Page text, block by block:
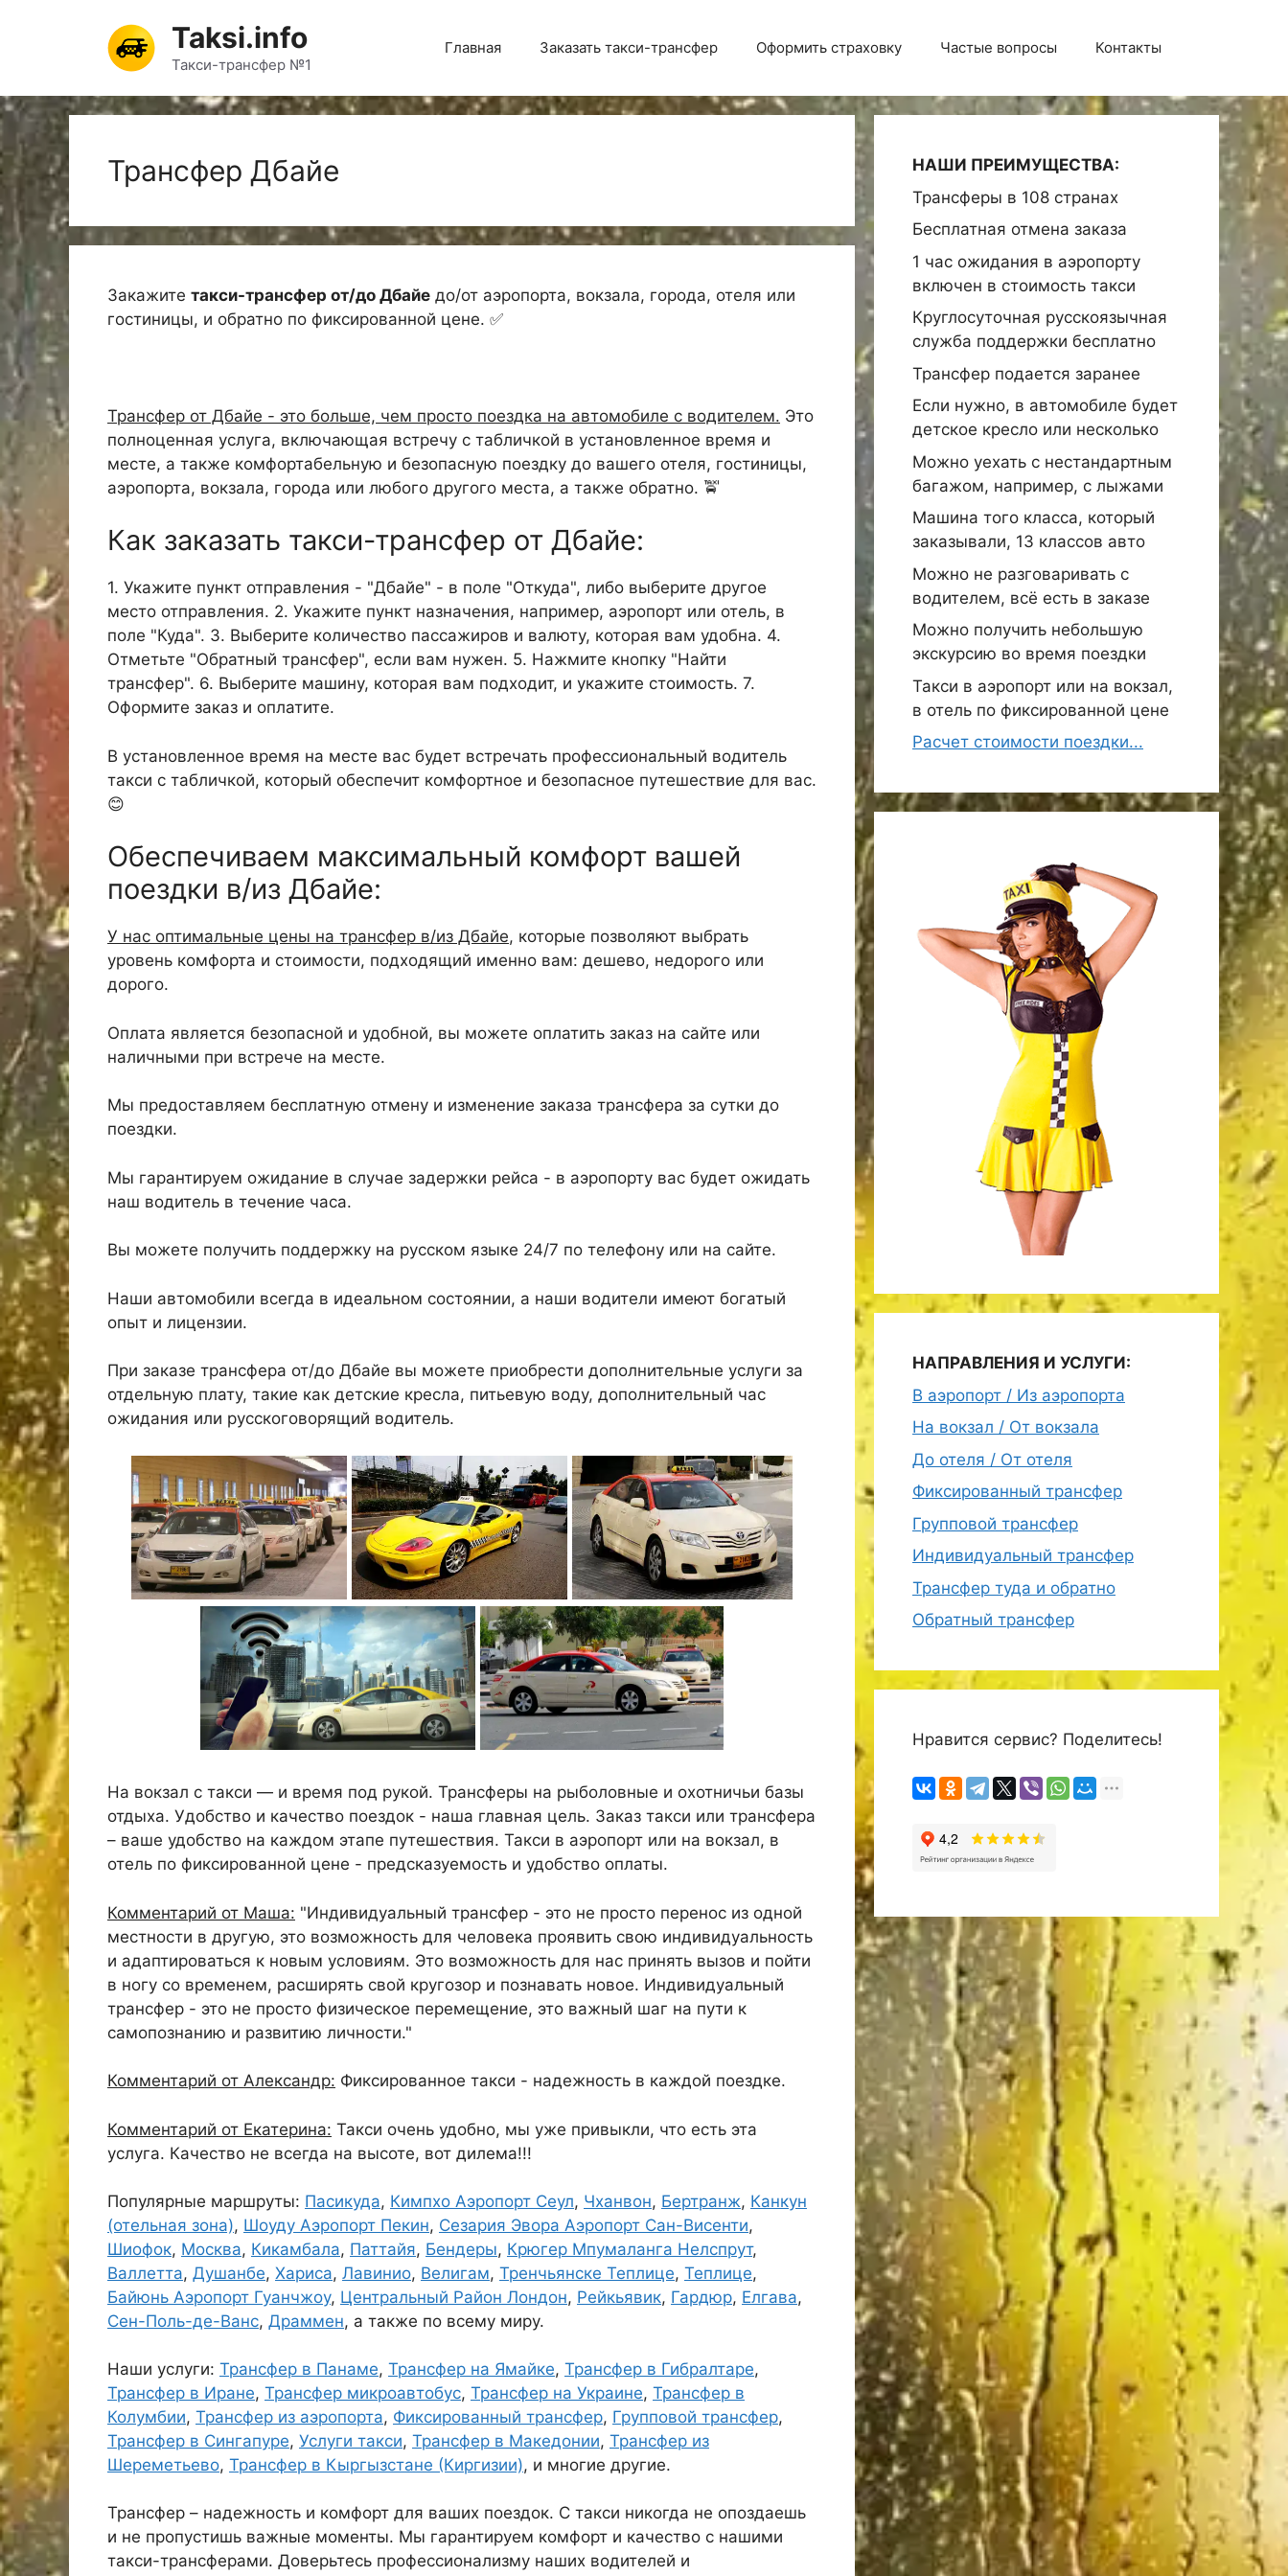
содержимому
Taksi.info
Такси-трансфер №1
Главная Заказать такси-трансфер Оформить страховку Частые вопросы Контакты
Трансфер Дбайе
Закажите такси-трансфер от/до Дбайе до/от аэропорта, вокзала, города, отеля или
гостиницы, и обратно по фиксированной цене. ✅
Трансфер от Дбайе - это больше, чем просто поездка на автомобиле с водителем. Это
полноценная услуга, включающая встречу с табличкой в установленное время и
месте, а также комфортабельную и безопасную поездку до вашего отеля, гостиницы,
аэропорта, вокзала, города или любого другого места, а также обратно. 🚖
Как заказать такси-трансфер от Дбайе:
1. Укажите пункт отправления - "Дбайе" - в поле "Откуда", либо выберите другое
место отправления. 2. Укажите пункт назначения, например, аэропорт или отель, в
поле "Куда". 3. Выберите количество пассажиров и валюту, которая вам удобна. 4.
Отметьте "Обратный трансфер", если вам нужен. 5. Нажмите кнопку "Найти
трансфер". 6. Выберите машину, которая вам подходит, и укажите стоимость. 7.
Оформите заказ и оплатите.
В установленное время на месте вас будет встречать профессиональный водитель
такси с табличкой, который обеспечит комфортное и безопасное путешествие для вас.
😊
Обеспечиваем максимальный комфорт вашей
поездки в/из Дбайе:
У нас оптимальные цены на трансфер в/из Дбайе, которые позволяют выбрать
уровень комфорта и стоимости, подходящий именно вам: дешево, недорого или
дорого.
Оплата является безопасной и удобной, вы можете оплатить заказ на сайте или
наличными при встрече на месте.
Мы предоставляем бесплатную отмену и изменение заказа трансфера за сутки до
поездки.
Мы гарантируем ожидание в случае задержки рейса - в аэропорту вас будет ожидать
наш водитель в течение часа.
Вы можете получить поддержку на русском языке 24/7 по телефону или на сайте.
Наши автомобили всегда в идеальном состоянии, а наши водители имеют богатый
опыт и лицензии.
При заказе трансфера от/до Дбайе вы можете приобрести дополнительные услуги за
отдельную плату, такие как детские кресла, питьевую воду, дополнительный час
ожидания или русскоговорящий водитель.
На вокзал с такси — и время под рукой. Трансферы на рыболовные и охотничьи базы
отдыха. Удобство и качество поездок - наша главная цель. Заказ такси или трансфера
– ваше удобство на каждом этапе путешествия. Такси в аэропорт или на вокзал, в
отель по фиксированной цене - предсказуемость и удобство оплаты.
Комментарий от Маша: "Индивидуальный трансфер - это не просто перенос из одной
местности в другую, это возможность для человека проявить свою индивидуальность
и адаптироваться к новым условиям. Это возможность для нас принять вызов и пойти
в ногу со временем, расширять свой кругозор и познавать новое. Индивидуальный
трансфер - это не просто физическое перемещение, это важный шаг на пути к
самопознанию и развитию личности."
Комментарий от Александр: Фиксированное такси - надежность в каждой поездке.
Комментарий от Екатерина: Такси очень удобно, мы уже привыкли, что есть эта
услуга. Качество не всегда на высоте, вот дилема!!!
Популярные маршруты: Пасикуда, Кимпхо Аэропорт Сеул, Чханвон, Бертранж, Канкун
(отельная зона), Шоуду Аэропорт Пекин, Сезария Эвора Аэропорт Сан-Висенти,
Шиофок, Москва, Кикамбала, Паттайя, Бендеры, Крюгер Мпумаланга Нелспрут,
Валлетта, Душанбе, Хариса, Лавинио, Велигам, Тренчьянске Теплице, Теплице,
Байюнь Аэропорт Гуанчжоу, Центральный Район Лондон, Рейкьявик, Гардюр, Елгава,
Сен-Поль-де-Ванс, Драммен, а также по всему миру.
Наши услуги: Трансфер в Панаме, Трансфер на Ямайке, Трансфер в Гибралтаре,
Трансфер в Иране, Трансфер микроавтобус, Трансфер на Украине, Трансфер в
Колумбии, Трансфер из аэропорта, Фиксированный трансфер, Групповой трансфер,
Трансфер в Сингапуре, Услуги такси, Трансфер в Македонии, Трансфер из
Шереметьево, Трансфер в Кыргызстане (Киргизии), и многие другие.
Трансфер – надежность и комфорт для ваших поездок. С такси никогда не опоздаешь
и не пропустишь важные моменты. Мы гарантируем комфорт и качество с нашими
такси-трансферами. Доверьтесь профессионализму наших водителей и
НАШИ ПРЕИМУЩЕСТВА:
Трансферы в 108 странах
Бесплатная отмена заказа
1 час ожидания в аэропорту
включен в стоимость такси
Круглосуточная русскоязычная
служба поддержки бесплатно
Трансфер подается заранее
Если нужно, в автомобиле будет
детское кресло или несколько
Можно уехать с нестандартным
багажом, например, с лыжами
Машина того класса, который
заказывали, 13 классов авто
Можно не разговаривать с
водителем, всё есть в заказе
Можно получить небольшую
экскурсию во время поездки
Такси в аэропорт или на вокзал,
в отель по фиксированной цене
Расчет стоимости поездки...
НАПРАВЛЕНИЯ И УСЛУГИ:
В аэропорт / Из аэропорта
На вокзал / От вокзала
До отеля / От отеля
Фиксированный трансфер
Групповой трансфер
Индивидуальный трансфер
Трансфер туда и обратно
Обратный трансфер
Нравится сервис? Поделитесь!